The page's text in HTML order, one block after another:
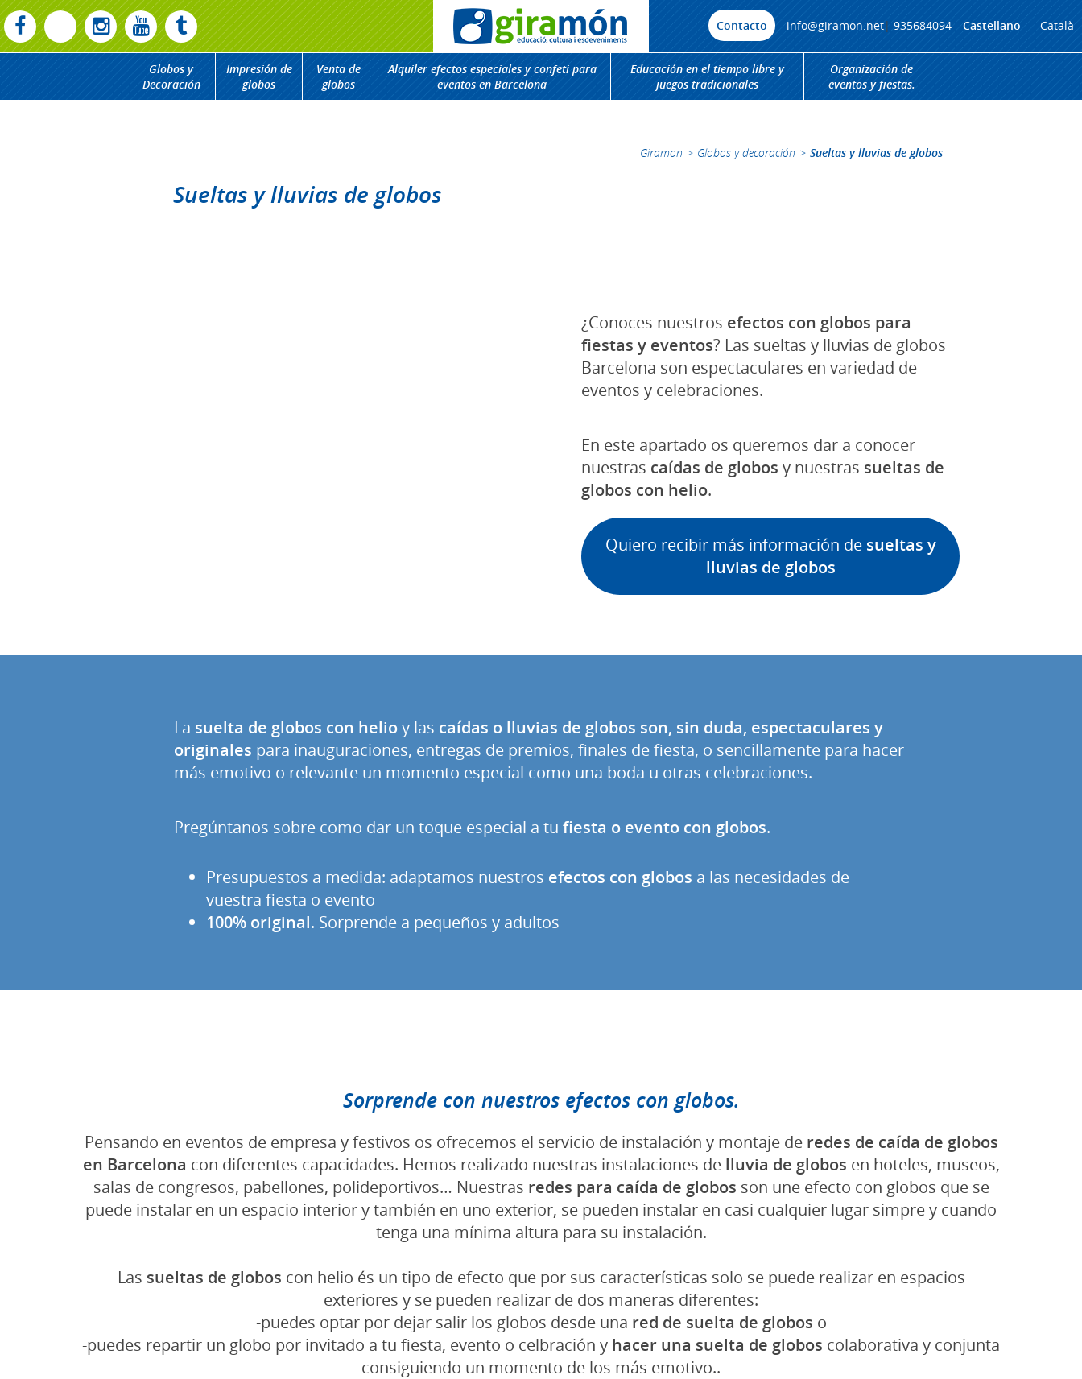
Contacto info@giramon.net| 935684094 Castellano Català
Globos y
Decoración
Impresión de
globos
Venta de
globos
Alquiler efectos especiales y confeti para
eventos en Barcelona
Educación en el tiempo libre y
juegos tradicionales
Organización de
eventos y fiestas.
Giramon > Globos y decoración > Sueltas y lluvias de globos
Sueltas y lluvias de globos
¿Conoces nuestros efectos con globos para
fiestas y eventos? Las sueltas y lluvias de globos
Barcelona son espectaculares en variedad de
eventos y celebraciones.
En este apartado os queremos dar a conocer
nuestras caídas de globos y nuestras sueltas de
globos con helio.
Quiero recibir más información de sueltas y
lluvias de globos
La suelta de globos con helioy las caídas o lluvias de globos son, sin duda, espectaculares y
originales para inauguraciones, entregas de premios, finales de fiesta, o sencillamente para hacer
más emotivo o relevante un momento especial como una boda u otras celebraciones.
Pregúntanos sobre como dar un toque especial a tu fiesta o evento con globos.
Presupuestos a medida: adaptamos nuestros efectos con globos a las necesidades de
vuestra fiesta o evento
100% original. Sorprende a pequeños y adultos
Sorprende con nuestros efectos con globos.
Pensando en eventos de empresa y festivos os ofrecemos el servicio de instalación y montaje de redes de caída de globos
en Barcelona con diferentes capacidades. Hemos realizado nuestras instalaciones de lluvia de globos en hoteles, museos,
salas de congresos, pabellones, polideportivos… Nuestras redes para caída de globos son une efecto con globos que se
puede instalar en un espacio interior y también en uno exterior, se pueden instalar en casi cualquier lugar simpre y cuando
tenga una mínima altura para su instalación.
Las sueltas de globos con helio és un tipo de efecto que por sus características solo se puede realizar en espacios
exteriores y se pueden realizar de dos maneras diferentes:
-puedes optar por dejar salir los globos desde una red de suelta de globos o
-puedes repartir un globo por invitado a tu fiesta, evento o celbración y hacer una suelta de globos colaborativa y conjunta
consiguiendo un momento de los más emotivo..